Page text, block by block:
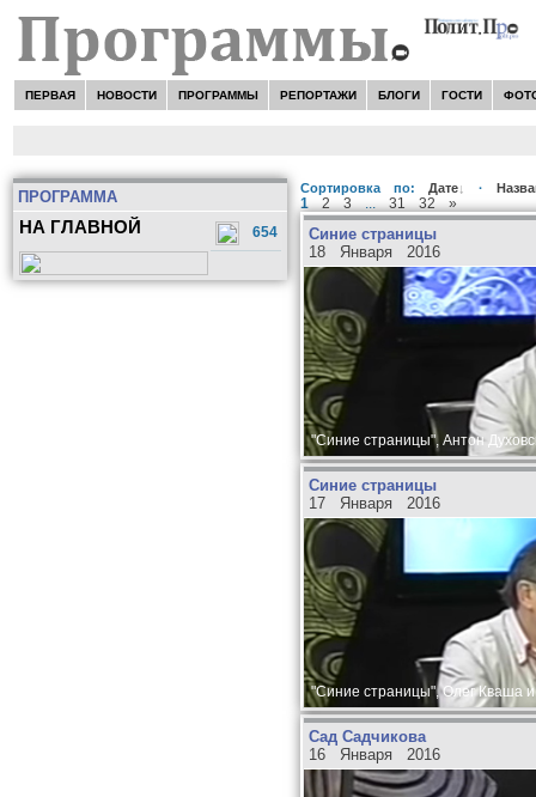
ПЕРВАЯ НОВОСТИ ПРОГРАММЫ РЕПОРТАЖИ БЛОГИ ГОСТИ
ПРОГРАММА
654
НА ГЛАВНОЙ
Сортировка по: Дате ·
1 2 3 ... 31 32 »
Синие страницы
18 Января 2016
"Синие страницы", Антон
Синие страницы
17 Января 2016
"Синие страницы", Олег Кваша
Сад Садчикова
16 Января 2016